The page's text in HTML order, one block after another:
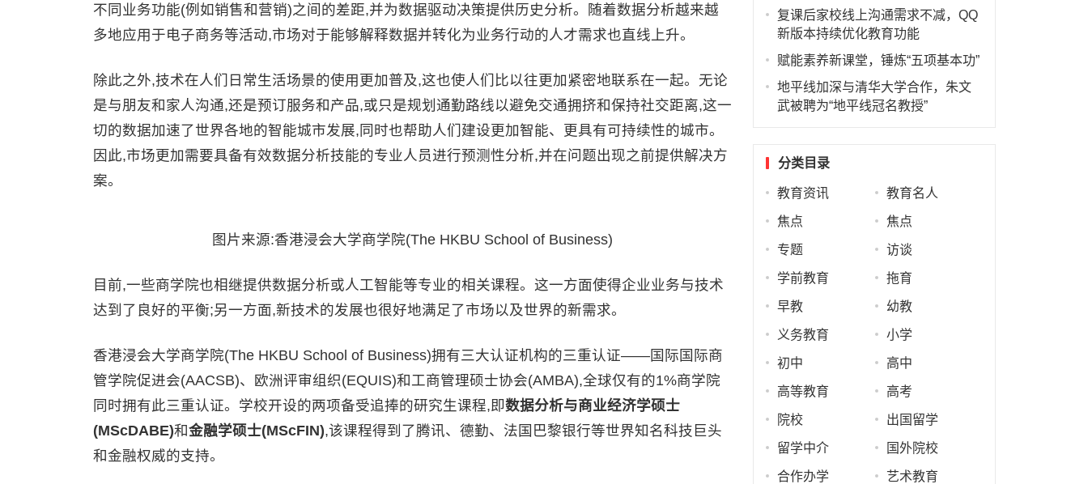
不同业务功能(例如销售和营销)之间的差距,并为数据驱动决策提供历史分析。随着数据分析越来越
多地应用于电子商务等活动,市场对于能够解释数据并转化为业务行动的人才需求也直线上升。
除此之外,技术在人们日常生活场景的使用更加普及,这也使人们比以往更加紧密地联系在一起。无论
是与朋友和家人沟通,还是预订服务和产品,或只是规划通勤路线以避免交通拥挤和保持社交距离,这一
切的数据加速了世界各地的智能城市发展,同时也帮助人们建设更加智能、更具有可持续性的城市。
因此,市场更加需要具备有效数据分析技能的专业人员进行预测性分析,并在问题出现之前提供解决方
案。
图片来源:香港浸会大学商学院(The HKBU School of Business)
目前,一些商学院也相继提供数据分析或人工智能等专业的相关课程。这一方面使得企业业务与技术
达到了良好的平衡;另一方面,新技术的发展也很好地满足了市场以及世界的新需求。
香港浸会大学商学院(The HKBU School of Business)拥有三大认证机构的三重认证——国际国际商
管学院促进会(AACSB)、欧洲评审组织(EQUIS)和工商管理硕士协会(AMBA),全球仅有的1%商学院
同时拥有此三重认证。学校开设的两项备受追捧的研究生课程,即数据分析与商业经济学硕士
(MScDABE)和金融学硕士(MScFIN),该课程得到了腾讯、德勤、法国巴黎银行等世界知名科技巨头
和金融权威的支持。
复课后家校线上沟通需求不减，QQ
新版本持续优化教育功能
赋能素养新课堂，锤炼“五项基本功”
地平线加深与清华大学合作，朱文
武被聘为“地平线冠名教授”
分类目录
教育资讯 教育名人
焦点 焦点
专题 访谈
学前教育 拖育
早教 幼教
义务教育 小学
初中 高中
高等教育 高考
院校 出国留学
留学中介 国外院校
合作办学 艺术教育